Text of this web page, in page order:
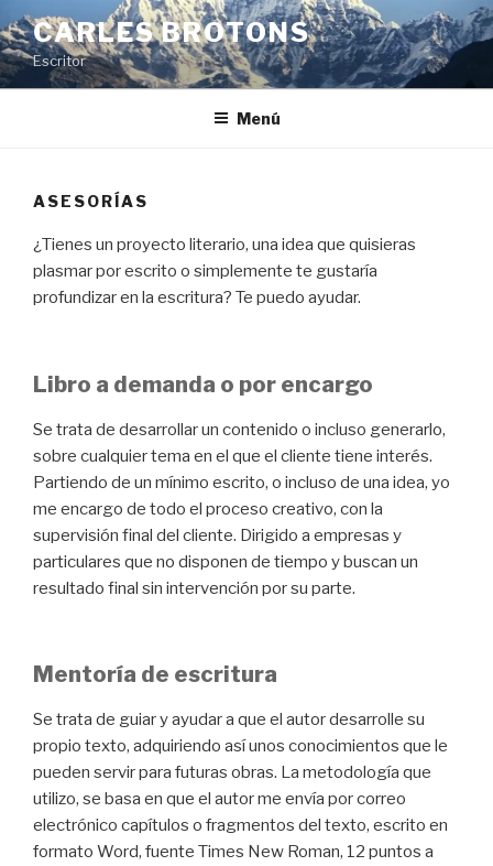
Saltar
al
contenido
CARLES BROTONS
Escritor
Menú
ASESORÍAS
¿Tienes un proyecto literario, una idea que quisieras
plasmar por escrito o simplemente te gustaría
profundizar en la escritura? Te puedo ayudar.
Libro a demanda o por encargo
Se trata de desarrollar un contenido o incluso generarlo,
sobre cualquier tema en el que el cliente tiene interés.
Partiendo de un mínimo escrito, o incluso de una idea, yo
me encargo de todo el proceso creativo, con la
supervisión final del cliente. Dirigido a empresas y
particulares que no disponen de tiempo y buscan un
resultado final sin intervención por su parte.
Mentoría de escritura
Se trata de guiar y ayudar a que el autor desarrolle su
propio texto, adquiriendo así unos conocimientos que le
pueden servir para futuras obras. La metodología que
utilizo, se basa en que el autor me envía por correo
electrónico capítulos o fragmentos del texto, escrito en
formato Word, fuente Times New Roman, 12 puntos a